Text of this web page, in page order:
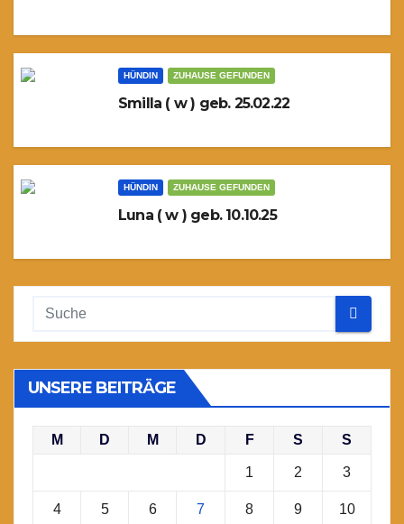
HÜNDIN ZUHAUSE GEFUNDEN
Smilla ( w ) geb. 25.02.22
HÜNDIN ZUHAUSE GEFUNDEN
Luna ( w ) geb. 10.10.25
UNSERE BEITRÄGE
M D M D F S S
1 2 3
4 5 6 7 8 9 10